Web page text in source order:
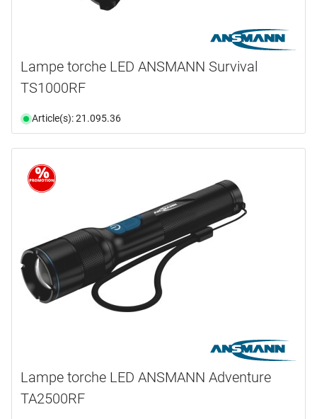
Lampe torche LED ANSMANN Survival
TS1000RF
Article(s): 21.095.36
Lampe torche LED ANSMANN Adventure
TA2500RF